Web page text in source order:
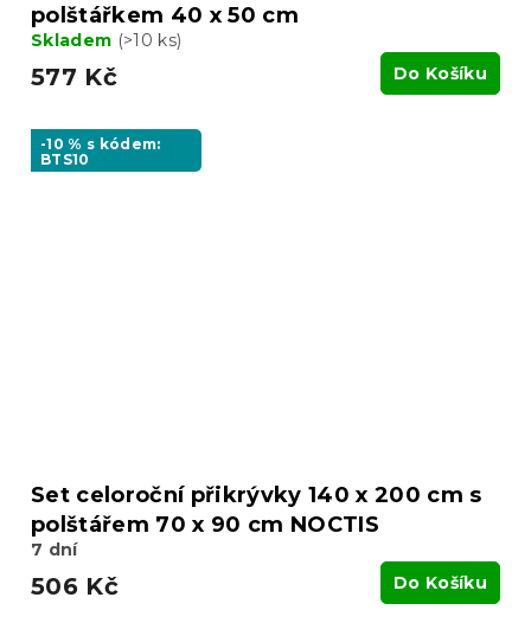
polštářkem 40 x 50 cm
Skladem (>10 ks)
577 Kč Do Košíku
-10 % s kódem:
BTS10
Set celoroční přikrývky 140 x 200 cm s
polštářem 70 x 90 cm NOCTIS
7 dní
506 Kč Do Košíku